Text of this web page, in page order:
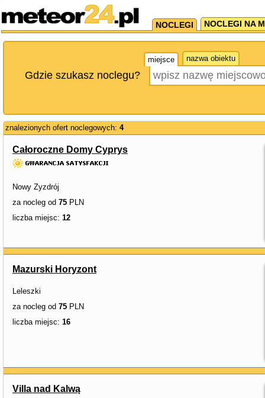
NOCLEGI NOCLEGI NA
miejsce nazwa obiektu
Gdzie szukasz noclegu?
znalezionych ofert noclegowych: 4
Całoroczne Domy Cyprys
Nowy Zyzdrój
za nocleg od 75 PLN
liczba miejsc: 12
Mazurski Horyzont
Leleszki
za nocleg od 75 PLN
liczba miejsc: 16
Villa nad Kalwą